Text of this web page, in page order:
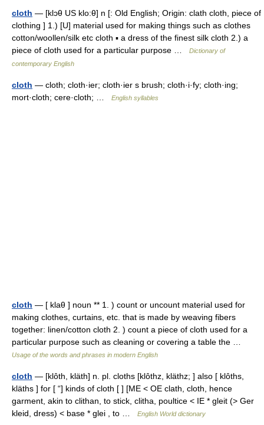
cloth — [klɔθ US klo:θ] n [: Old English; Origin: clath cloth, piece of
clothing ] 1.) [U] material used for making things such as clothes
cotton/woollen/silk etc cloth ▪ a dress of the finest silk cloth 2.) a
piece of cloth used for a particular purpose …
Dictionary of
contemporary English
cloth — cloth; cloth·ier; cloth·ier s brush; cloth·i·fy; cloth·ing;
mort·cloth; cere·cloth; …
English syllables
cloth — [ klaθ ] noun ** 1. ) count or uncount material used for
making clothes, curtains, etc. that is made by weaving fibers
together: linen/cotton cloth 2. ) count a piece of cloth used for a
particular purpose such as cleaning or covering a table the …
Usage of the words and phrases in modern English
cloth — [klôth, kläth] n. pl. cloths [klôthz, kläthz; ] also [ klôths,
kläths ] for [ “] kinds of cloth [ ] [ME < OE clath, cloth, hence
garment, akin to clithan, to stick, clitha, poultice < IE * gleit (> Ger
kleid, dress) < base * glei , to …
English World dictionary